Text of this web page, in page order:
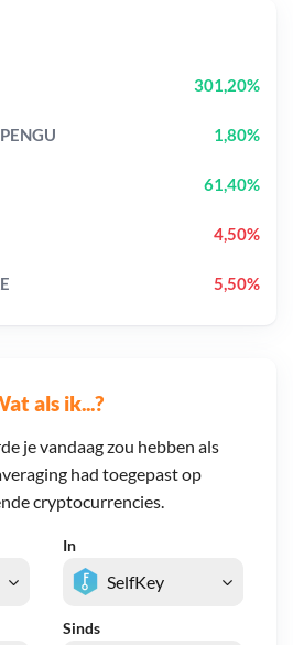
als ik...?
je vandaag zou hebben als
had toegepast op
cryptocurrencies.
In
Sinds
301,20%
PENGU 1,80%
61,40%
4,50%
5,50%